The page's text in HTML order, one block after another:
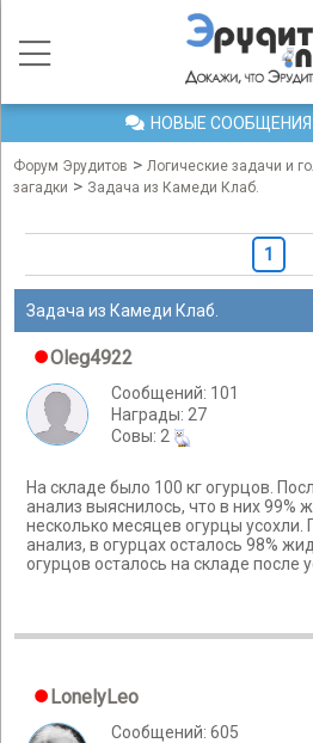
НОВЫЕ
Форум Эрудитов > Логические задачи и
загадки > Задача из Камеди Клаб.
1
Задача из Камеди Клаб.
Oleg4922
Сообщений: 101
Награды: 27
Cовы: 2
На складе было 100 кг огурцов.
анализ выяснилось, что в них 99%
несколько месяцев огурцы усохли.
анализ, в огурцах осталось 98%
огурцов осталось на складе после
LonelyLeo
Сообщений: 605